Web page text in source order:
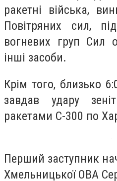
ракетні війська,
Повітряних сил,
вогневих груп Сил
інші засоби.
Крім того, близько
завдав удару
ракетами С-300 по
Перший заступник
Хмельницької ОВА